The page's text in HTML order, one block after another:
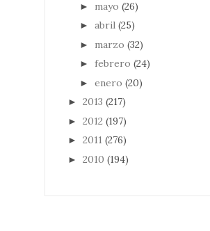
► mayo (26)
► abril (25)
► marzo (32)
► febrero (24)
► enero (20)
► 2013 (217)
► 2012 (197)
► 2011 (276)
► 2010 (194)